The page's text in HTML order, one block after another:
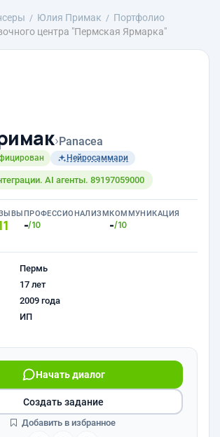
Юлия Примак
Портфолио
центра "Пермская Ярмарка"
›Panacea
Нейросаммари
AI агенты. 89197059000
ПРОФЕССИОНАЛИЗМ
-/10
КОММУНИКАЦИЯ
-/10
Пермь
17 лет
2009 года
ИП
Начать диалог
Создать задание
Добавить в избранное